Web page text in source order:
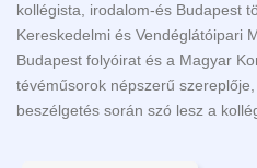
kollégista, irodalom-és Budapest
Kereskedelmi és Vendéglátóipari
Budapest folyóirat és a Magyar
tévéműsorok népszerű
beszélgetés során szó lesz a